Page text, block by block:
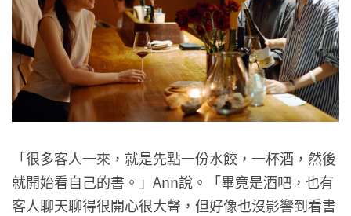
「很多客人一來，就是先點一份水餃，一杯酒，然後
就開始看自己的書。」Ann說。「畢竟是酒吧，也有
客人聊天聊得很開心很大聲，但好像也沒影響到看書